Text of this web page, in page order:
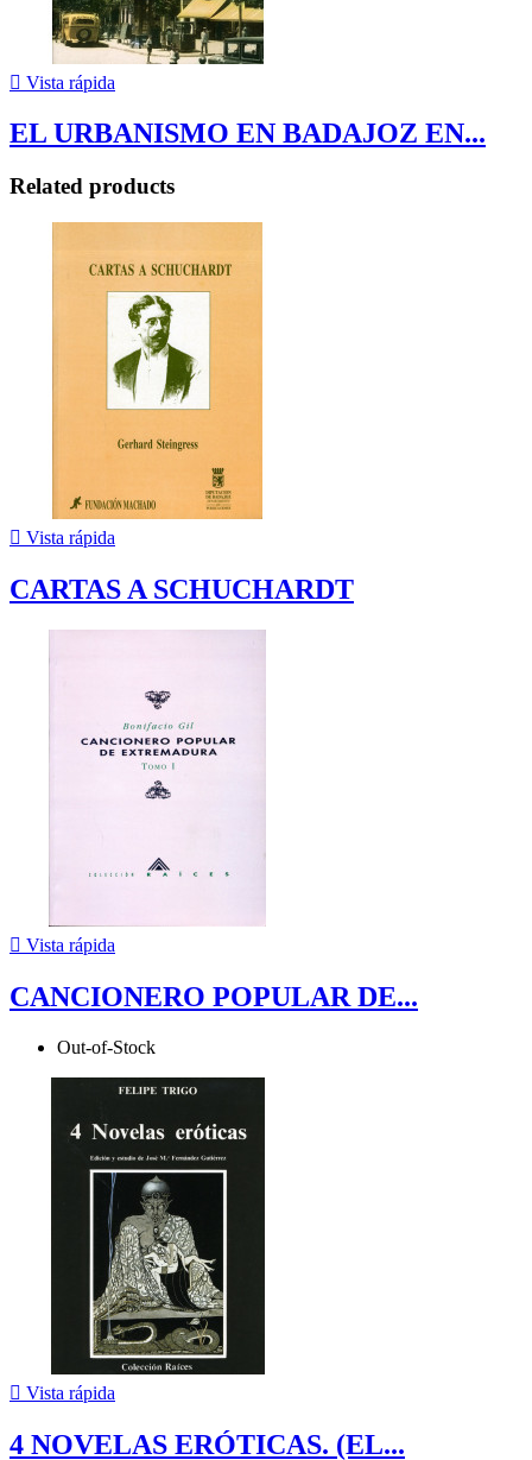
 Vista rápida
EL URBANISMO EN BADAJOZ EN...
Related products
 Vista rápida
CARTAS A SCHUCHARDT
 Vista rápida
CANCIONERO POPULAR DE...
Out-of-Stock
 Vista rápida
4 NOVELAS ERÓTICAS. (EL...